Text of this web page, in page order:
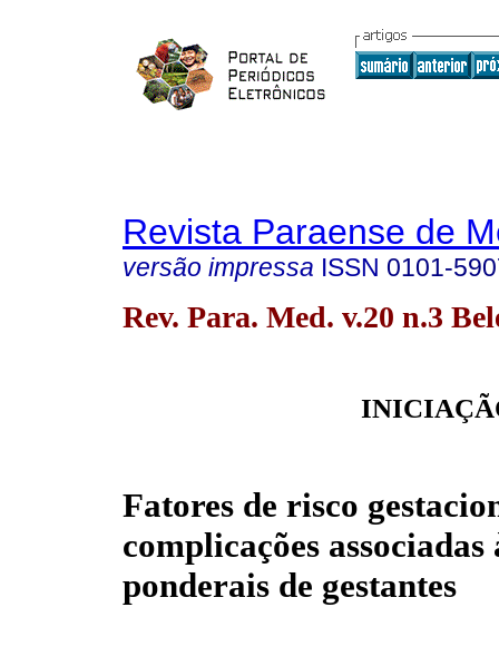
Revista Paraense de
versão impressa ISSN 0101-
Rev. Para. Med. v.20 n.3
Fatores de risco
complicações associadas
ponderais de gestantes